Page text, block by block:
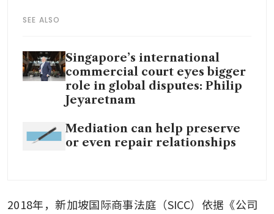
SEE ALSO
Singapore’s international
commercial court eyes bigger
role in global disputes: Philip
Jeyaretnam
Mediation can help preserve
or even repair relationships
2018年，新加坡国际商事法庭（SICC）依据《公司